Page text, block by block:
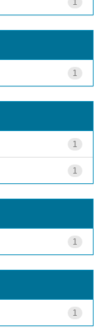
1
1
1
1
1